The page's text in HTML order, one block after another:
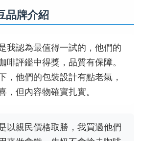
品牌介紹
我認為最值得一試的，他們的
啡評鑑中得獎，品質有保障。
，他們的包裝設計有點老氣，
，但內容物確實扎實。
以親民價格取勝，我買過他們